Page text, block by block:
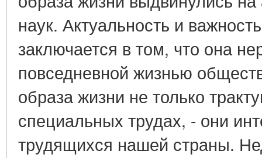
наук. Актуальность и
заключается в том, что она
повседневной жизнью
образа жизни не только
специальных трудах, - они
трудящихся нашей страны.